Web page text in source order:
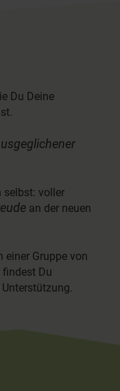
Du Deine
selbst: voller
an der neuen
einer Gruppe von
findest Du